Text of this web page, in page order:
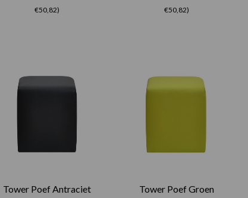
€50,82)
€50,82)
Tower Poef Antraciet
Tower Poef Groen